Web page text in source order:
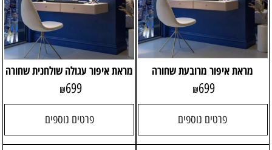
מראת איפור מרובעת שחורה
₪699
פרטים נוספים
מראת איפור עגולה שולחנית שחורה
₪699
פרטים נוספים